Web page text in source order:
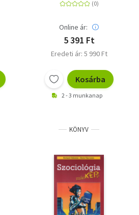
Online ár:
5 391 Ft
Eredeti ár: 5 990 Ft
Kosárba
2 - 3 munkanap
KÖNYV